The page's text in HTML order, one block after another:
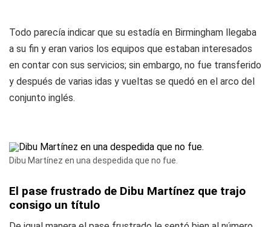
Todo parecía indicar que su estadía en Birmingham llegaba
a su fin y eran varios los equipos que estaban interesados
en contar con sus servicios; sin embargo, no fue transferido
y después de varias idas y vueltas se quedó en el arco del
conjunto inglés.
Dibu Martínez en una despedida que no fue.
El pase frustrado de Dibu Martínez que trajo
consigo un título